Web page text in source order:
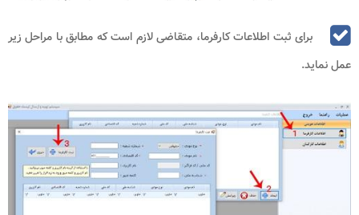
برای ثبت اطلاعات کارفرما، متقاضی لازم است که مطابق با مراحل زیر
عمل نماید.